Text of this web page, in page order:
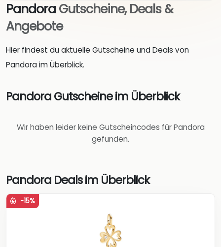
Pandora Gutscheine, Deals &
Angebote
Hier findest du aktuelle Gutscheine und Deals von
Pandora im Überblick.
Pandora Gutscheine im Überblick
Wir haben leider keine Gutscheincodes für Pandora
gefunden.
Pandora Deals im Überblick
-15%